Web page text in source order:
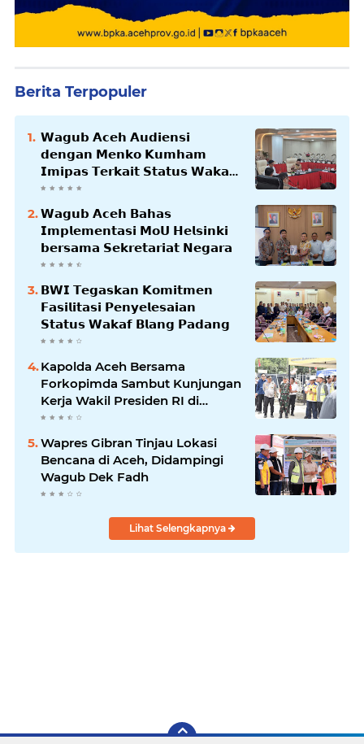
Berita Terpopuler
𝗪𝗮𝗴𝘂𝗯 𝗔𝗰𝗲𝗵 𝗔𝘂𝗱𝗶𝗲𝗻𝘀𝗶
𝗱𝗲𝗻𝗴𝗮𝗻 𝗠𝗲𝗻𝗸𝗼 𝗞𝘂𝗺𝗵𝗮𝗺
𝗜𝗺𝗶𝗽𝗮𝘀 𝗧𝗲𝗿𝗸𝗮𝗶𝘁 𝗦𝘁𝗮𝘁𝘂𝘀 𝗪𝗮𝗸𝗮𝗳
𝗕𝗹𝗮𝗻𝗴𝗽𝗮𝗱𝗮𝗻𝗴
𝗪𝗮𝗴𝘂𝗯 𝗔𝗰𝗲𝗵 𝗕𝗮𝗵𝗮𝘀
𝗜𝗺𝗽𝗹𝗲𝗺𝗲𝗻𝘁𝗮𝘀𝗶 𝗠𝗼𝗨 𝗛𝗲𝗹𝘀𝗶𝗻𝗸𝗶
𝗯𝗲𝗿𝘀𝗮𝗺𝗮 𝗦𝗲𝗸𝗿𝗲𝘁𝗮𝗿𝗶𝗮𝘁 𝗡𝗲𝗴𝗮𝗿𝗮
𝗕𝗪𝗜 𝗧𝗲𝗴𝗮𝘀𝗸𝗮𝗻 𝗞𝗼𝗺𝗶𝘁𝗺𝗲𝗻
𝗙𝗮𝘀𝗶𝗹𝗶𝘁𝗮𝘀𝗶 𝗣𝗲𝗻𝘆𝗲𝗹𝗲𝘀𝗮𝗶𝗮𝗻
𝗦𝘁𝗮𝘁𝘂𝘀 𝗪𝗮𝗸𝗮𝗳 𝗕𝗹𝗮𝗻𝗴 𝗣𝗮𝗱𝗮𝗻𝗴
Kapolda Aceh Bersama
Forkopimda Sambut Kunjungan
Kerja Wakil Presiden RI di
Kabupaten Bireuen
Wapres Gibran Tinjau Lokasi
Bencana di Aceh, Didampingi
Wagub Dek Fadh
Lihat Selengkapnya